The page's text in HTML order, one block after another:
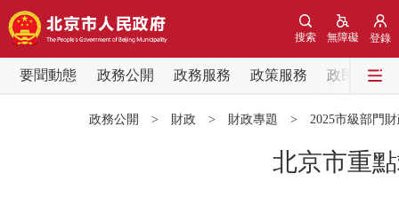
登錄
無障礙
搜索
要聞動態 政務公開 政務服務 政策服務
政民互動
政務公開 > 財政 > 財政專題 > 2025市級部門
北京市重